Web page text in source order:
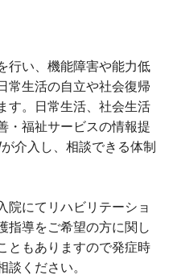
行い、機能障害や能力低
常生活の自立や社会復帰
す。日常生活、社会生活
・福祉サービスの情報提
介入し、相談できる体制
院にてリハビリテーショ
指導をご希望の方に関し
ともありますので発症時
談ください。